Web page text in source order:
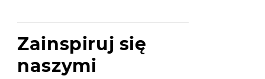
Zainspiruj się
naszymi